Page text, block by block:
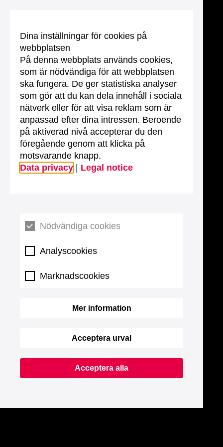
Dina inställningar för cookies på
webbplatsen
På denna webbplats används cookies,
som är nödvändiga för att webbplatsen
ska fungera. De ger statistiska analyser
som gör att du kan dela innehåll i sociala
nätverk eller för att visa reklam som är
anpassad efter dina intressen. Beroende
på aktiverad nivå accepterar du den
föregående genom att klicka på
motsvarande knapp.
Data privacy
Legal notice
Nödvändiga cookies
Analyscookies
Marknadscookies
Mer information
Acceptera urval
Acceptera alla